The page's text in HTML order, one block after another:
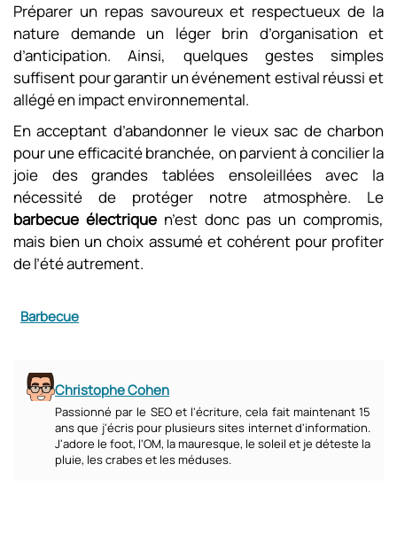
Préparer un repas savoureux et respectueux de la
nature demande un léger brin d’organisation et
d’anticipation. Ainsi, quelques gestes simples
suffisent pour garantir un événement estival réussi et
allégé en impact environnemental.
En acceptant d’abandonner le vieux sac de charbon
pour une efficacité branchée, on parvient à concilier la
joie des grandes tablées ensoleillées avec la
nécessité de protéger notre atmosphère. Le
barbecue électrique n’est donc pas un compromis,
mais bien un choix assumé et cohérent pour profiter
de l’été autrement.
Barbecue
Christophe Cohen
Passionné par le SEO et l'écriture, cela fait maintenant 15
ans que j'écris pour plusieurs sites internet d'information.
J'adore le foot, l'OM, la mauresque, le soleil et je déteste la
pluie, les crabes et les méduses.